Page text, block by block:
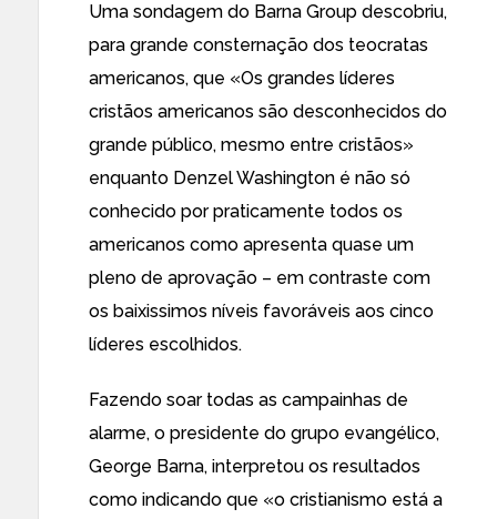
Uma sondagem do Barna Group descobriu,
para grande consternação dos teocratas
americanos, que «Os grandes líderes
cristãos americanos são desconhecidos do
grande público, mesmo entre cristãos»
enquanto Denzel Washington é não só
conhecido por praticamente todos os
americanos como apresenta quase um
pleno de aprovação – em contraste com
os baixissimos níveis favoráveis aos cinco
líderes escolhidos.
Fazendo soar todas as campainhas de
alarme, o presidente do grupo evangélico,
George Barna, interpretou os resultados
como indicando que «o cristianismo está a